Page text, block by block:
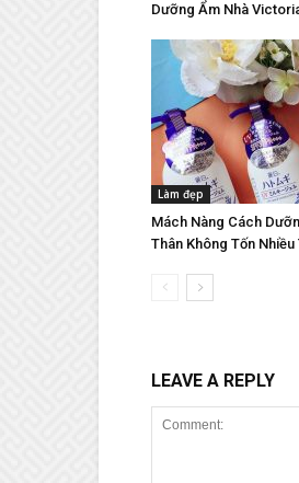
Dưỡng Ẩm Nhà
Làm đẹp
Mách Nàng Cách
Thân Không Tốn Nhiều
LEAVE A REPLY